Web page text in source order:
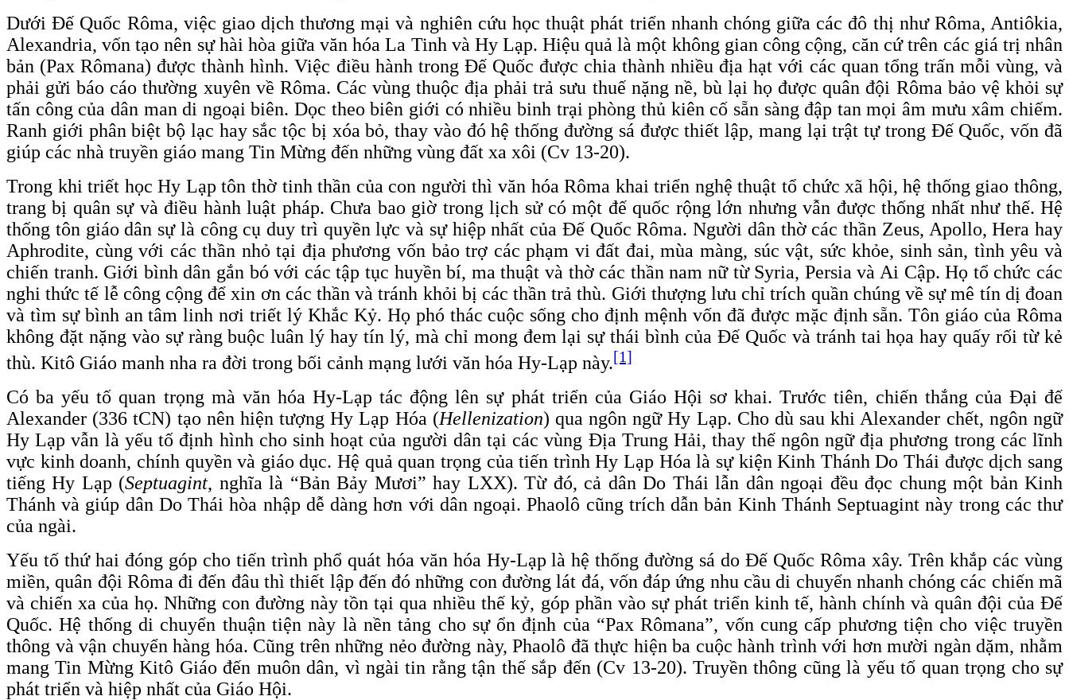
Dưới Đế Quốc Rôma, việc giao dịch thương mại và nghiên cứu học thuật phát triển nhanh chóng giữa các đô thị như Rôma, Antiôkia,
Alexandria, vốn tạo nên sự hài hòa giữa văn hóa La Tinh và Hy Lạp. Hiệu quả là một không gian công cộng, căn cứ trên các giá trị nhân
bản (Pax Rômana) được thành hình. Việc điều hành trong Đế Quốc được chia thành nhiều địa hạt với các quan tổng trấn mỗi vùng, và
phải gửi báo cáo thường xuyên về Rôma. Các vùng thuộc địa phải trả sưu thuế nặng nề, bù lại họ được quân đội Rôma bảo vệ khỏi sự
tấn công của dân man di ngoại biên. Dọc theo biên giới có nhiều binh trại phòng thủ kiên cố sẵn sàng đập tan mọi âm mưu xâm chiếm.
Ranh giới phân biệt bộ lạc hay sắc tộc bị xóa bỏ, thay vào đó hệ thống đường sá được thiết lập, mang lại trật tự trong Đế Quốc, vốn đã
giúp các nhà truyền giáo mang Tin Mừng đến những vùng đất xa xôi (Cv 13-20).
Trong khi triết học Hy Lạp tôn thờ tinh thần của con người thì văn hóa Rôma khai triển nghệ thuật tổ chức xã hội, hệ thống giao thông,
trang bị quân sự và điều hành luật pháp. Chưa bao giờ trong lịch sử có một đế quốc rộng lớn nhưng vẫn được thống nhất như thế. Hệ
thống tôn giáo dân sự là công cụ duy trì quyền lực và sự hiệp nhất của Đế Quốc Rôma. Người dân thờ các thần Zeus, Apollo, Hera hay
Aphrodite, cùng với các thần nhỏ tại địa phương vốn bảo trợ các phạm vi đất đai, mùa màng, súc vật, sức khỏe, sinh sản, tình yêu và
chiến tranh. Giới bình dân gắn bó với các tập tục huyền bí, ma thuật và thờ các thần nam nữ từ Syria, Persia và Ai Cập. Họ tổ chức các
nghi thức tế lễ công cộng để xin ơn các thần và tránh khỏi bị các thần trả thù. Giới thượng lưu chỉ trích quần chúng về sự mê tín dị đoan
và tìm sự bình an tâm linh nơi triết lý Khắc Kỷ. Họ phó thác cuộc sống cho định mệnh vốn đã được mặc định sẵn. Tôn giáo của Rôma
không đặt nặng vào sự ràng buộc luân lý hay tín lý, mà chỉ mong đem lại sự thái bình của Đế Quốc và tránh tai họa hay quấy rối từ kẻ
thù. Kitô Giáo manh nha ra đời trong bối cảnh mạng lưới văn hóa Hy-Lạp này.[1]
Có ba yếu tố quan trọng mà văn hóa Hy-Lạp tác động lên sự phát triển của Giáo Hội sơ khai. Trước tiên, chiến thắng của Đại đế
Alexander (336 tCN) tạo nên hiện tượng Hy Lạp Hóa (Hellenization) qua ngôn ngữ Hy Lạp. Cho dù sau khi Alexander chết, ngôn ngữ
Hy Lạp vẫn là yếu tố định hình cho sinh hoạt của người dân tại các vùng Địa Trung Hải, thay thế ngôn ngữ địa phương trong các lĩnh
vực kinh doanh, chính quyền và giáo dục. Hệ quả quan trọng của tiến trình Hy Lạp Hóa là sự kiện Kinh Thánh Do Thái được dịch sang
tiếng Hy Lạp (Septuagint, nghĩa là “Bản Bảy Mươi” hay LXX). Từ đó, cả dân Do Thái lẫn dân ngoại đều đọc chung một bản Kinh
Thánh và giúp dân Do Thái hòa nhập dễ dàng hơn với dân ngoại. Phaolô cũng trích dẫn bản Kinh Thánh Septuagint này trong các thư
của ngài.
Yếu tố thứ hai đóng góp cho tiến trình phổ quát hóa văn hóa Hy-Lạp là hệ thống đường sá do Đế Quốc Rôma xây. Trên khắp các vùng
miền, quân đội Rôma đi đến đâu thì thiết lập đến đó những con đường lát đá, vốn đáp ứng nhu cầu di chuyển nhanh chóng các chiến mã
và chiến xa của họ. Những con đường này tồn tại qua nhiều thế kỷ, góp phần vào sự phát triển kinh tế, hành chính và quân đội của Đế
Quốc. Hệ thống di chuyển thuận tiện này là nền tảng cho sự ổn định của “Pax Rômana”, vốn cung cấp phương tiện cho việc truyền
thông và vận chuyển hàng hóa. Cũng trên những nẻo đường này, Phaolô đã thực hiện ba cuộc hành trình với hơn mười ngàn dặm, nhằm
mang Tin Mừng Kitô Giáo đến muôn dân, vì ngài tin rằng tận thế sắp đến (Cv 13-20). Truyền thông cũng là yếu tố quan trọng cho sự
phát triển và hiệp nhất của Giáo Hội.